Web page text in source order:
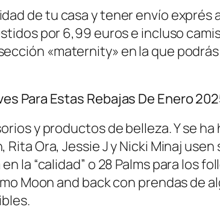
de tu casa y tener envío
por 6,99 euros e incluso
«maternity» en la que
Para Estas Rebajas De Enero
y productos de belleza. Y se
Ora, Jessie J y Nicki Minaj
la “calidad” o 28 Palms para los
Moon and back con prendas de